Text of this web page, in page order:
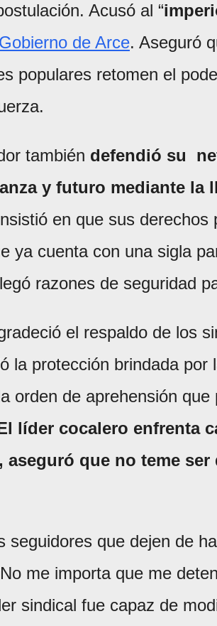
Acusó al “
Gobierno de Arce. Aseguró
populares retomen el
también defendió su
y futuro mediante la
en que sus
ya cuenta con una sigla
razones de seguridad
el respaldo de los
la protección brindada
orden de aprehensión
líder cocalero enfrenta
aseguró que no teme ser
seguidores que dejen de
me importa que me
sindical fue capaz de